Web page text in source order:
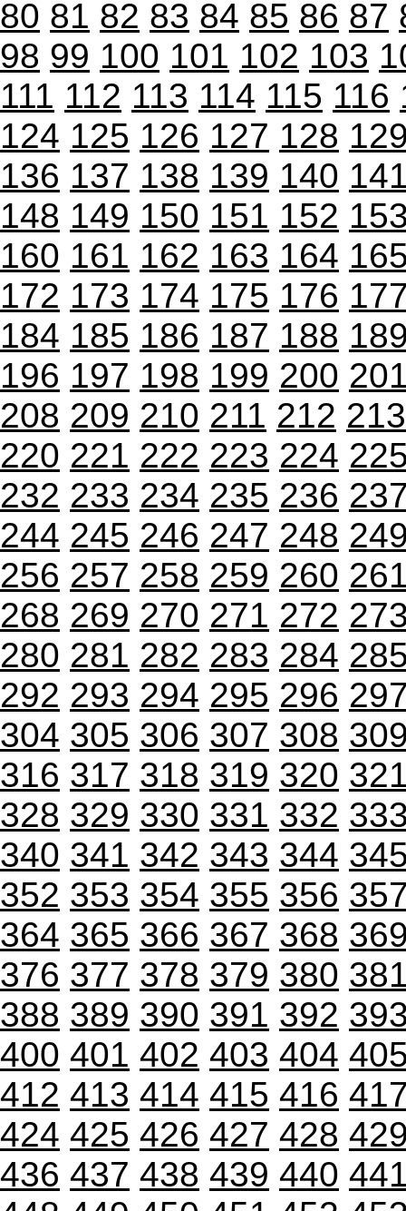
80 81 82 83 84 85 86 87
98 99 100 101 102 103
111 112 113 114 115 116
124 125 126 127 128
136 137 138 139 140
148 149 150 151 152
160 161 162 163 164
172 173 174 175 176
184 185 186 187 188
196 197 198 199 200
208 209 210 211 212 213
220 221 222 223 224
232 233 234 235 236
244 245 246 247 248
256 257 258 259 260
268 269 270 271 272
280 281 282 283 284
292 293 294 295 296
304 305 306 307 308
316 317 318 319 320
328 329 330 331 332
340 341 342 343 344
352 353 354 355 356
364 365 366 367 368
376 377 378 379 380
388 389 390 391 392
400 401 402 403 404
412 413 414 415 416
424 425 426 427 428
436 437 438 439 440